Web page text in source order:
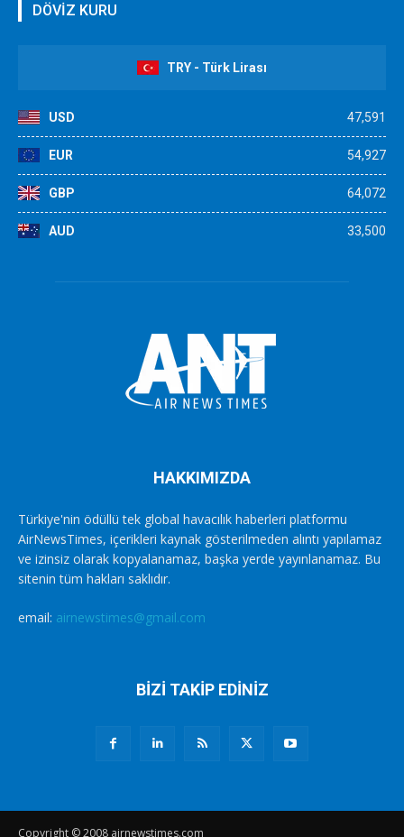
DÖVİZ KURU
TRY - Türk Lirası
USD 47,591
EUR 54,927
GBP 64,072
AUD 33,500
HAKKIMIZDA
Türkiye'nin ödüllü tek global havacılık haberleri platformu
AirNewsTimes, içerikleri kaynak gösterilmeden alıntı yapılamaz
ve izinsiz olarak kopyalanamaz, başka yerde yayınlanamaz. Bu
sitenin tüm hakları saklıdır.
email: airnewstimes@gmail.com
BİZİ TAKİP EDİNİZ
Copyright © 2008 airnewstimes.com